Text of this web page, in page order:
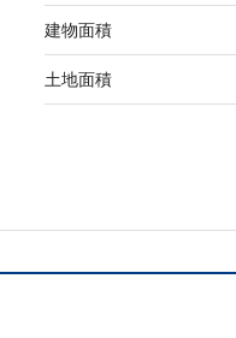
建物面積
土地面積